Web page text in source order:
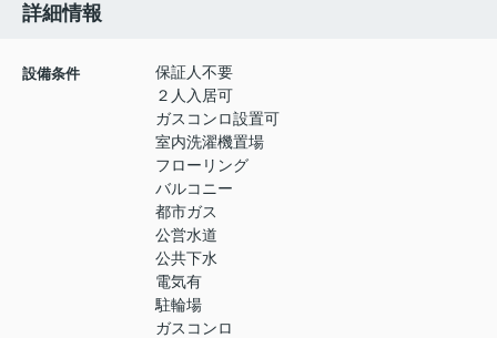
詳細情報
設備条件
保証人不要
２人入居可
ガスコンロ設置可
室内洗濯機置場
フローリング
バルコニー
都市ガス
公営水道
公共下水
電気有
駐輪場
ガスコンロ